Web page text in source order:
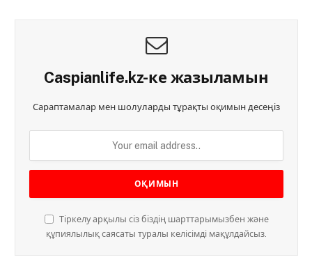
Caspianlife.kz-ке жазыламын
Сараптамалар мен шолуларды тұрақты оқимын десеңіз
Тіркелу арқылы сіз біздің шарттарымызбен және
құпиялылық саясаты туралы келісімді мақұлдайсыз.